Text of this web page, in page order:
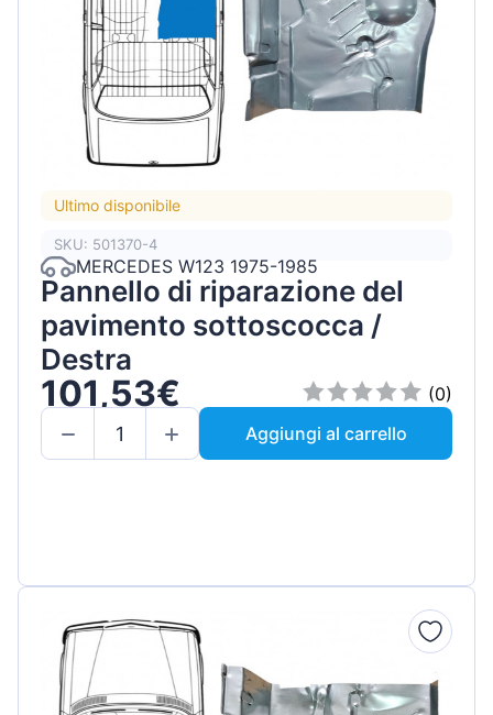
Ultimo disponibile
SKU: 501370-4
MERCEDES W123 1975-1985
Pannello di riparazione del
pavimento sottoscocca /
Destra
101,53€
(0)
Aggiungi al carrello